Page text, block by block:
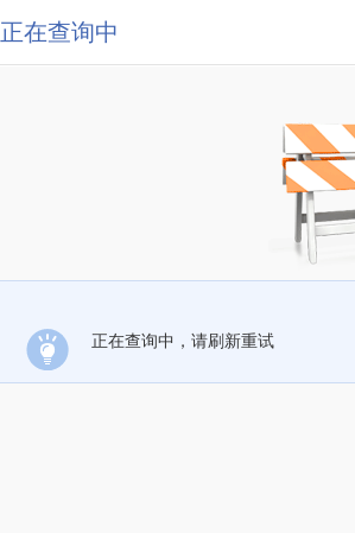
正在查询中
正在查询中，请刷新重试